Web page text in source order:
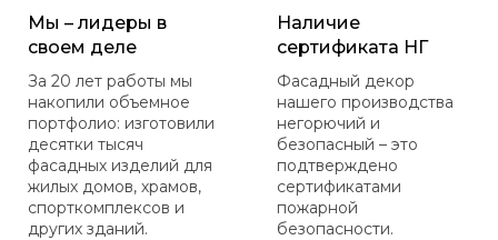
Мы – лидеры в
своем деле
За 20 лет работы мы
накопили объемное
портфолио: изготовили
десятки тысяч
фасадных изделий для
жилых домов, храмов,
спорткомплексов и
других зданий.
Наличие
сертификата НГ
Фасадный декор
нашего производства
негорючий и
безопасный – это
подтверждено
сертификатами
пожарной
безопасности.